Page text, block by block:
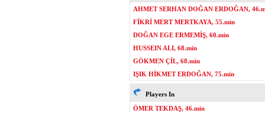
AHMET SERHAN DOĞAN ERDOĞAN,
FİKRİ MERT MERTKAYA, 55.min
DOĞAN EGE ERMEMİŞ, 60.min
HUSSEIN ALI, 68.min
GÖKMEN ÇİL, 68.min
IŞIK HİKMET ERDOĞAN, 75.min
Players In
ÖMER TEKDAŞ, 46.min